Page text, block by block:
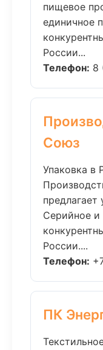
пищевое
единичное
России...
Телефон: 8
Союз
Упаковка в
предлагает
Серийное и
России....
Телефон:
ПК